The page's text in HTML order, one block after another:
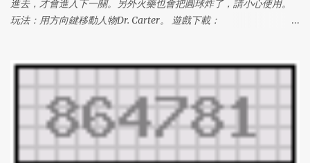
進去，才會進入下一關。另外火藥也會把圓球炸了，請小心使用。
玩法：用方向鍵移動人物Dr. Carter。 遊戲下載：
100) & levelcodes) 1 l3VIFNXL6O0 2 l1GDCJTH4BU 3 lDIIBX80DTS
4 lZ4DJKCGM46 5 lY8BUJAAHML 6 l3DQ84AHPJ2 7
lUATCLAZHAU 8 lKPU91XGSMG 9 lXPQ5V9CO5S 10 lPXAA197342
11 lUZLUV05WJ5 12 lIHFREW7HFB 13 l8I1NH0NLMS 14
lL0LOD3SNZQ 15 lV9HLCQJW0Z 16 lWVJKG7WORV 17